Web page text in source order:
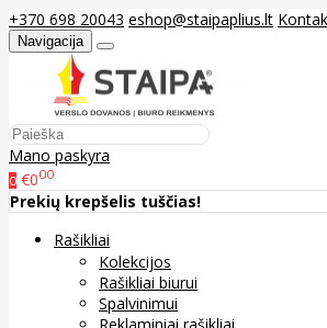
+370 698 20043 eshop@staipaplius.lt
Navigacija
Mano paskyra
0 €000
Prekių krepšelis tuščias!
Rašikliai
Kolekcijos
Rašikliai biurui
Spalvinimui
Reklaminiai rašikliai